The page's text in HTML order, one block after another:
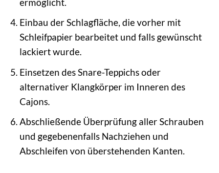
Einbau der Schlagfläche, die vorher mit
Schleifpapier bearbeitet und falls gewünscht
lackiert wurde.
Einsetzen des Snare-Teppichs oder
alternativer Klangkörper im Inneren des
Cajons.
Abschließende Überprüfung aller Schrauben
und gegebenenfalls Nachziehen und
Abschleifen von überstehenden Kanten.